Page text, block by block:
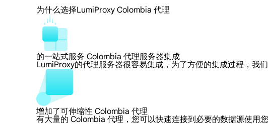
为什么选择LumiProxy Colombia 代理
的一站式服务 Colombia 代理服务器集成
LumiProxy的代理服务器很容易集成，为了方便的集成过程，我
增加了可伸缩性 Colombia 代理
有大量的 Colombia 代理，您可以快速连接到必要的数据源使用